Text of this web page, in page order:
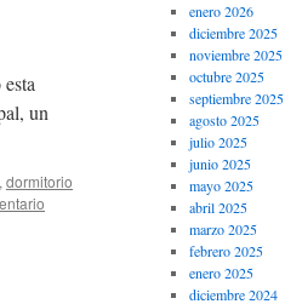
un
, dormitorio
enero 2026
diciembre 2025
noviembre 2025
octubre 2025
septiembre 2025
agosto 2025
julio 2025
junio 2025
mayo 2025
abril 2025
marzo 2025
febrero 2025
enero 2025
diciembre 2024